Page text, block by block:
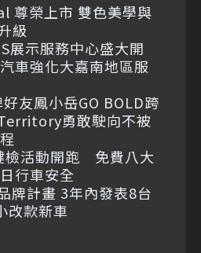
尊榮上市 雙色美學與
級
展示服務中心盛大開
車強化大嘉南地區服
友鳳小岳GO BOLD跨
勇敢駛向不被
檢活動開跑 免費八大
行車安全
牌計畫 3年內發表8台
改款新車